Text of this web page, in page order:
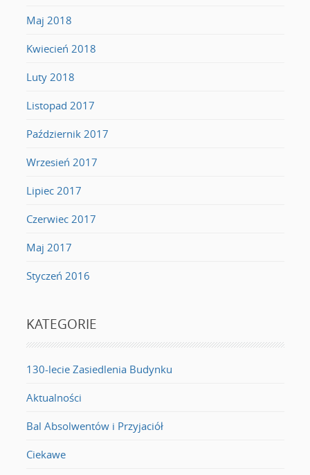
Maj 2018
Kwiecień 2018
Luty 2018
Listopad 2017
Październik 2017
Wrzesień 2017
Lipiec 2017
Czerwiec 2017
Maj 2017
Styczeń 2016
KATEGORIE
130-lecie Zasiedlenia Budynku
Aktualności
Bal Absolwentów i Przyjaciół
Ciekawe